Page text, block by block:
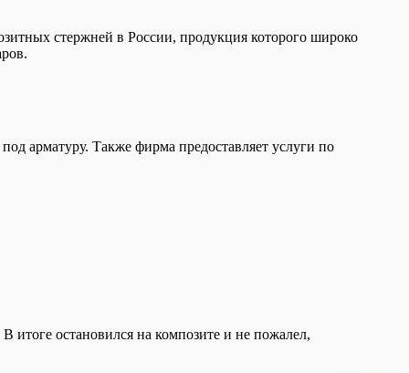
стержней в России, продукция которого широко
под арматуру. Также фирма предоставляет услуги по
итоге остановился на композите и не пожалел,